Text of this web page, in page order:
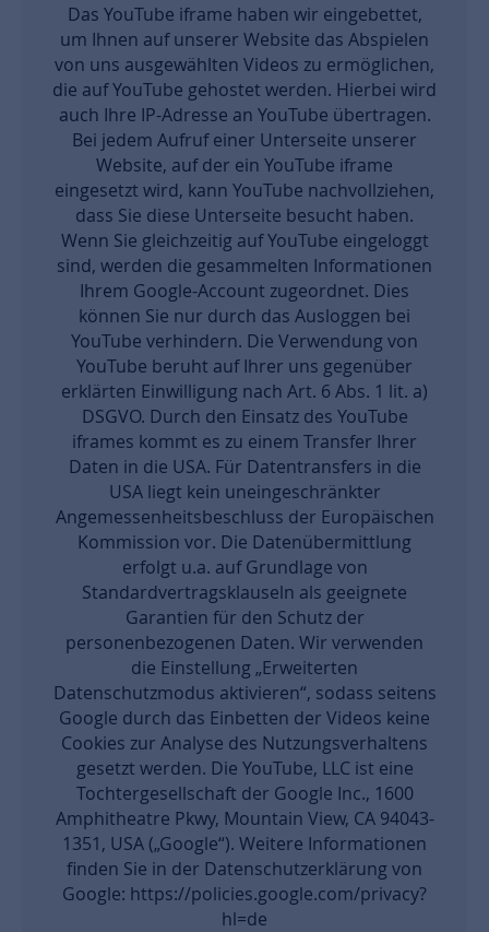
Das YouTube iframe haben wir eingebettet,
um Ihnen auf unserer Website das Abspielen
von uns ausgewählten Videos zu ermöglichen,
die auf YouTube gehostet werden. Hierbei wird
auch Ihre IP-Adresse an YouTube übertragen.
Bei jedem Aufruf einer Unterseite unserer
Website, auf der ein YouTube iframe
eingesetzt wird, kann YouTube nachvollziehen,
dass Sie diese Unterseite besucht haben.
Wenn Sie gleichzeitig auf YouTube eingeloggt
sind, werden die gesammelten Informationen
Ihrem Google-Account zugeordnet. Dies
können Sie nur durch das Ausloggen bei
YouTube verhindern. Die Verwendung von
YouTube beruht auf Ihrer uns gegenüber
erklärten Einwilligung nach Art. 6 Abs. 1 lit. a)
DSGVO. Durch den Einsatz des YouTube
iframes kommt es zu einem Transfer Ihrer
Daten in die USA. Für Datentransfers in die
USA liegt kein uneingeschränkter
Angemessenheitsbeschluss der Europäischen
Kommission vor. Die Datenübermittlung
erfolgt u.a. auf Grundlage von
Standardvertragsklauseln als geeignete
Garantien für den Schutz der
personenbezogenen Daten. Wir verwenden
die Einstellung „Erweiterten
Datenschutzmodus aktivieren“, sodass seitens
Google durch das Einbetten der Videos keine
Cookies zur Analyse des Nutzungsverhaltens
gesetzt werden. Die YouTube, LLC ist eine
Tochtergesellschaft der Google Inc., 1600
Amphitheatre Pkwy, Mountain View, CA 94043-
1351, USA („Google“). Weitere Informationen
finden Sie in der Datenschutzerklärung von
Google: https://policies.google.com/privacy?
hl=de